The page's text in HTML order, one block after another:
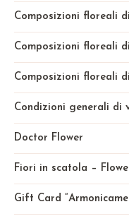
Composizioni floreali
Composizioni floreali
Composizioni floreali
Condizioni generali di
Doctor Flower
Fiori in scatola –
Gift Card